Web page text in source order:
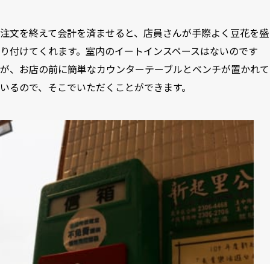
注文を終えて会計を済ませると、店員さんが手際よく豆花を盛
り付けてくれます。室内のイートインスペースはないのです
が、お店の前に簡単なカウンターテーブルとベンチが置かれて
いるので、そこでいただくことができます。